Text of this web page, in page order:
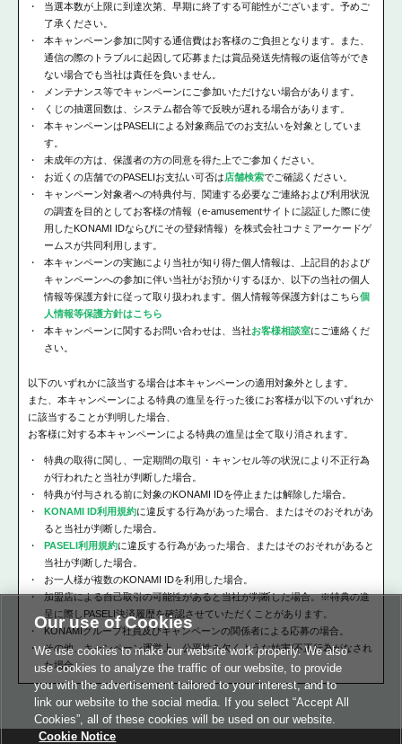
当選本数が上限に到達次第、早期に終了する可能性がございます。予めご
了承ください。
本キャンペーン参加に関する通信費はお客様のご負担となります。また、
通信の際のトラブルに起因して応募または賞品発送先情報の返信等ができ
ない場合でも当社は責任を負いません。
メンテナンス等でキャンペーンにご参加いただけない場合があります。
くじの抽選回数は、システム都合等で反映が遅れる場合があります。
本キャンペーンはPASELIによる対象商品でのお支払いを対象としていま
す。
未成年の方は、保護者の方の同意を得た上でご参加ください。
お近くの店舗でのPASELIお支払い可否は店舗検索でご確認ください。
キャンペーン対象者への特典付与、関連する必要なご連絡および利用状況
の調査を目的としてお客様の情報（e-amusementサイトに認証した際に使
用したKONAMI IDならびにその登録情報）を株式会社コナミアーケードゲ
ームスが共同利用します。
本キャンペーンの実施により当社が知り得た個人情報は、上記目的および
キャンペーンへの参加に伴い当社がお預かりするほか、以下の当社の個人
情報等保護方針に従って取り扱われます。個人情報等保護方針はこちら個
人情報等保護方針はこちら
本キャンペーンに関するお問い合わせは、当社お客様相談室にご連絡くだ
さい。
以下のいずれかに該当する場合は本キャンペーンの適用対象外とします。
また、本キャンペーンによる特典の進呈を行った後にお客様が以下のいずれか
に該当することが判明した場合、
お客様に対する本キャンペーンによる特典の進呈は全て取り消されます。
特典の取得に関し、一定期間の取引・キャンセル等の状況により不正行為
が行われたと当社が判断した場合。
特典が付与される前に対象のKONAMI IDを停止または解除した場合。
KONAMI ID利用規約に違反する行為があった場合、またはそのおそれがあ
ると当社が判断した場合。
PASELI利用規約に違反する行為があった場合、またはそのおそれがあると
当社が判断した場合。
お一人様が複数のKONAMI IDを利用した場合。
加盟店による自己取引の可能性があると当社が判断した場合。※特典の進
呈に際しPASELI決済履歴を確認させていただくことがあります。
KONAMIグループ社員及びキャンペーンの関係者による応募の場合。
その他、キャンペーン運営上、公平性を欠くような妨害/不正行為がなされ
た場合。
Our use of Cookies
We use cookies to make our website work properly. We also
use cookies to analyze the traffic of our website, to provide
you with the advertisement tailored to your interest, and to
link our website to the social media. If you select “Accept All
Cookies”, all of these cookies will be used on our website.
Cookie Notice